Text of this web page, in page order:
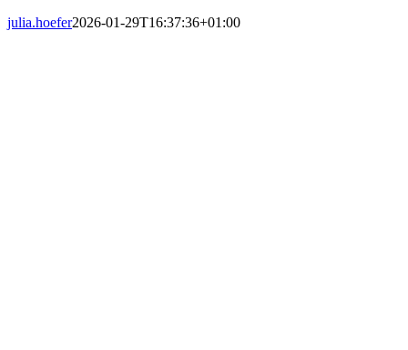
julia.hoefer2026-01-29T16:37:36+01:00